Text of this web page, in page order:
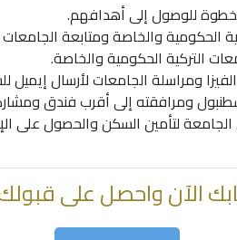
للوصول إلى أهدافهم.
الحكومية والخاصة ومتابعة
التركية الحكومية والخاصة.
ومراسلة الجامعات لأرسال
ومرافقته إلى أقرب فندق
الجامعة لتأمين السكن والحصول على
الآن واحصل على